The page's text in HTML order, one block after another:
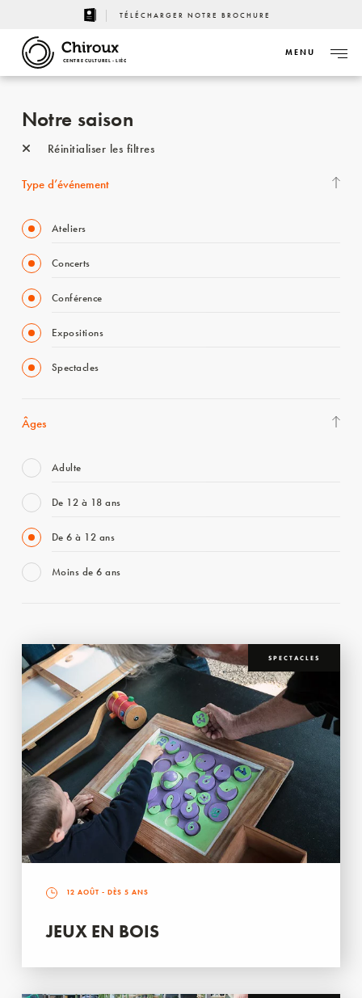
TÉLÉCHARGER NOTRE BROCHURE
CENTRE CULTUREL - LIÈGE
MENU
Notre saison
Réinitialiser les filtres
Type d’événement
Ateliers
Concerts
Conférence
Expositions
Spectacles
Âges
Adulte
De 12 à 18 ans
De 6 à 12 ans
Moins de 6 ans
SPECTACLES
12 AOÛT - DÈS 5 ANS
JEUX EN BOIS